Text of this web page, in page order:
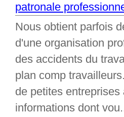
patronale
Nous obtient parfois
d'une organisation
des accidents du
plan comp
de petites
informations dont